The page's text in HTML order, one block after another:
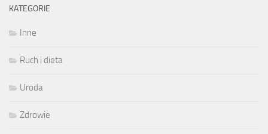
KATEGORIE
Inne
Ruch i dieta
Uroda
Zdrowie